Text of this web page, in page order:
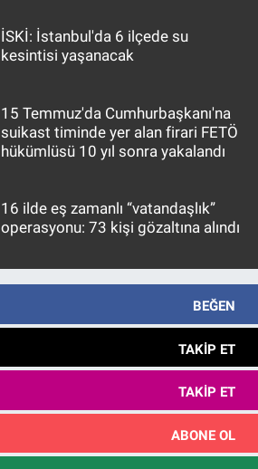
İSKİ: İstanbul'da 6 ilçede su
kesintisi yaşanacak
15 Temmuz'da Cumhurbaşkanı'na
suikast timinde yer alan firari FETÖ
hükümlüsü 10 yıl sonra yakalandı
16 ilde eş zamanlı “vatandaşlık”
operasyonu: 73 kişi gözaltına alındı
BEĞEN
TAKIP ET
TAKIP ET
ABONE OL